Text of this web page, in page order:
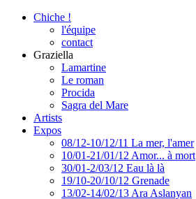
Chiche !
l'équipe
contact
Graziella
Lamartine
Le roman
Procida
Sagra del Mare
Artists
Expos
08/12-10/12/11 La mer, l'amer
10/01-21/01/12 Amor... à mort
30/01-2/03/12 Eau là là
19/10-20/10/12 Grenade
13/02-14/02/13 Ara Aslanyan